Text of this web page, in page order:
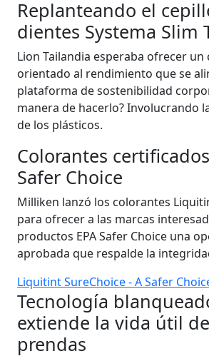
Replanteando el
dientes Systema Slim
Lion Tailandia esperaba ofrecer un
orientado al rendimiento que se
plataforma de sostenibilidad
manera de hacerlo? Involucrando
de los plásticos.
Colorantes
Safer Choice
Milliken lanzó los colorantes
para ofrecer a las marcas
productos EPA Safer Choice una
aprobada que respalde la
Liquitint SureChoice - A Safer
Tecnología
extiende la vida útil
prendas